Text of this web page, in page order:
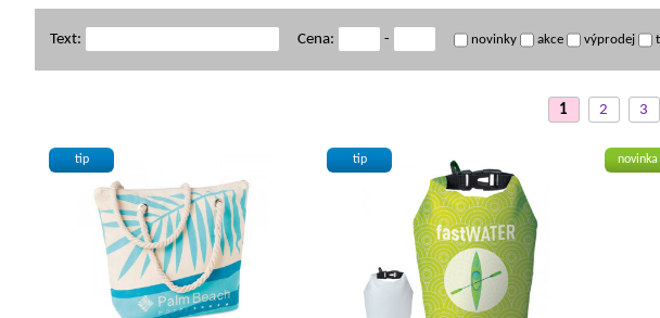
Text: Cena: - novinky akce výprodej
1 2 3
tip tip novinka